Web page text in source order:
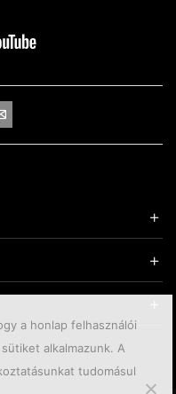
a honlap felhasználói
alkalmazunk. A
tudomásul